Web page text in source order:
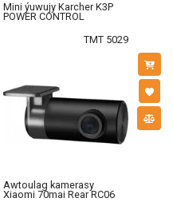
Mini ýuwujy Karcher K3P
POWER CONTROL
TMT 5029
Awtoulag kamerasy
Xiaomi 70mai Rear RC06